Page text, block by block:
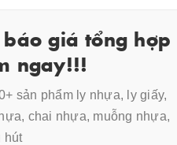
giá tổng hợp
ngay!!!
sản phẩm ly nhựa, ly giấy,
chai nhựa, muỗng nhựa,
hút